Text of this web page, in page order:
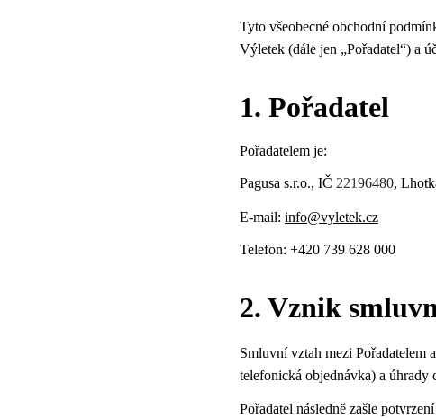
Tyto všeobecné obchodní
Výletek (dále jen „Pořadatel“) a
1. Pořadatel
Pořadatelem je:
Pagusa s.r.o., IČ 22196480,
E-mail: info@vyletek.cz
Telefon: +420 739 628 000
2. Vznik
Smluvní vztah mezi Pořadatelem
telefonická objednávka) a úhrady
Pořadatel následně zašle